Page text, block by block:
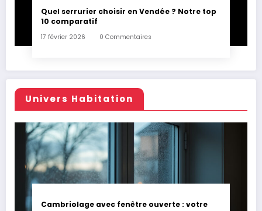
Quel serrurier choisir en Vendée ? Notre top
10 comparatif
17 février 2026 0 Commentaires
Univers Habitation
Cambriolage avec fenêtre ouverte : votre